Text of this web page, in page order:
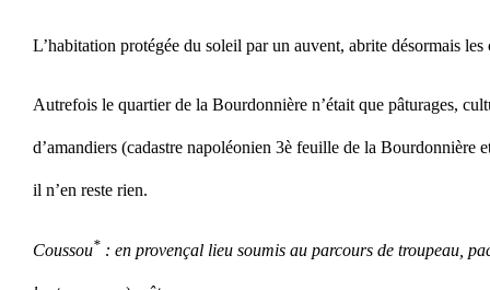
L’habitation protégée du soleil par un auvent, abrite désormais les
Autrefois le quartier de la Bourdonnière n’était que pâturages,
d’amandiers (cadastre napoléonien 3è feuille de la Bourdonnière
il n’en reste rien.
Coussou* : en provençal lieu soumis au parcours de troupeau,